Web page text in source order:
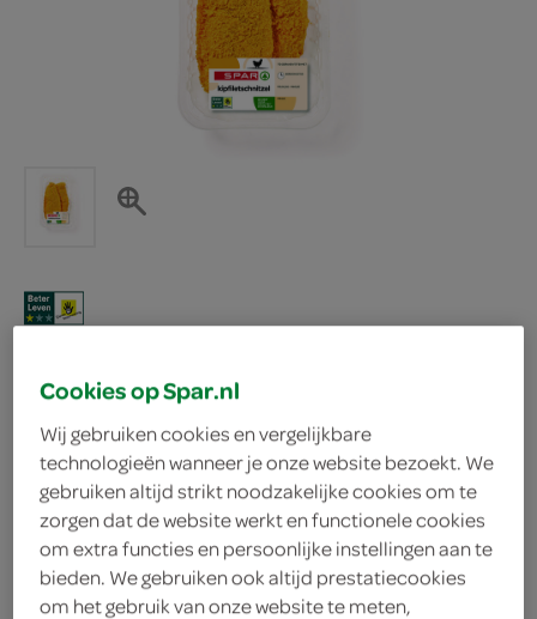
Spar schnitzel kipfilet
Spar
5.
88
280 gram
Cookies op Spar.nl
Wij gebruiken cookies en vergelijkbare
technologieën wanneer je onze website bezoekt. We
gebruiken altijd strikt noodzakelijke cookies om te
zorgen dat de website werkt en functionele cookies
om extra functies en persoonlijke instellingen aan te
bieden. We gebruiken ook altijd prestatiecookies
om het gebruik van onze website te meten,